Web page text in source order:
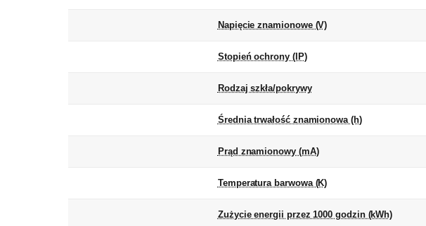
Napięcie znamionowe (V)
Stopień ochrony (IP)
Rodzaj szkła/pokrywy
Średnia trwałość znamionowa (h)
Prąd znamionowy (mA)
Temperatura barwowa (K)
Zużycie energii przez 1000 godzin (kWh)